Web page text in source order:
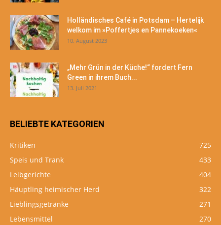
Holländisches Café in Potsdam – Hertelijk
welkom im »Poffertjes en Pannekoeken«
10. August 2023
„Mehr Grün in der Küche!“ fordert Fern
Green in ihrem Buch...
13. Juli 2021
BELIEBTE KATEGORIEN
Kritiken
725
Speis und Trank
433
Leibgerichte
404
Häuptling heimischer Herd
322
Lieblingsgetränke
271
Lebensmittel
270